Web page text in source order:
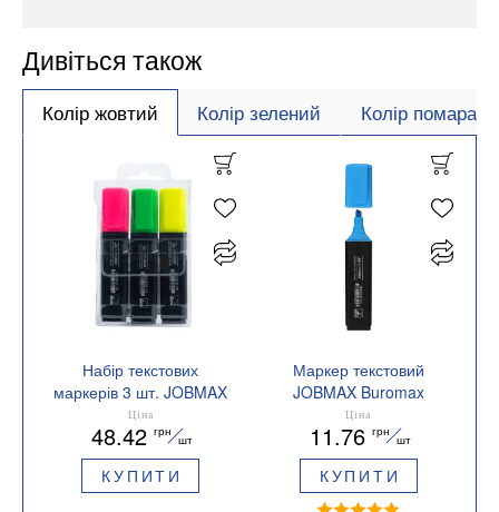
Дивіться також
Колір жовтий Колір зелений Колір
Набір текстових
маркерів 3 шт. JOBMAX
Buromax BM.8902-93
Ціна
48.42 грн
шт
КУПИТИ
Маркер текстовий
JOBMAX Buromax
BM.8902
Ціна
11.76 грн
шт
КУПИТИ